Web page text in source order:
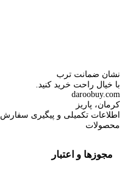
نشان ضمانت ترب
با خیال راحت خرید کنید.
daroobuy.com
کرمان، پاریز
اطلاعات تکمیلی و پیگیری سفارش
محصولات
مجوزها و اعتبار